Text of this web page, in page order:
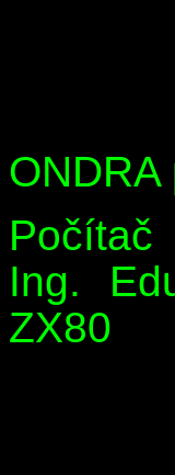
Počítač
Ing.
ZX80